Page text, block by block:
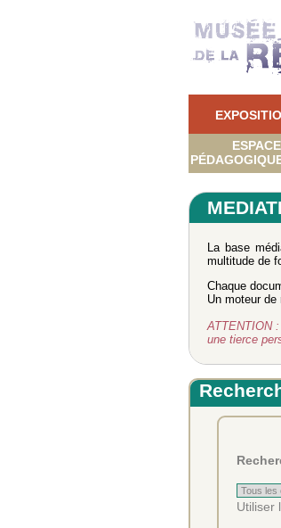
ESPACE
La base
multitude de
Chaque
Un moteur
ATTENTION
une tierce
Utiliser